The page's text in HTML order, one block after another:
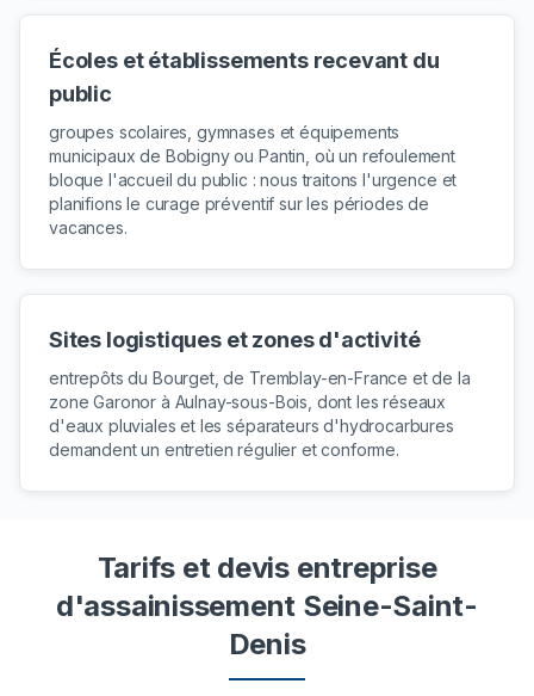
Écoles et établissements recevant du
public
groupes scolaires, gymnases et équipements
municipaux de Bobigny ou Pantin, où un refoulement
bloque l'accueil du public : nous traitons l'urgence et
planifions le curage préventif sur les périodes de
vacances.
Sites logistiques et zones d'activité
entrepôts du Bourget, de Tremblay-en-France et de la
zone Garonor à Aulnay-sous-Bois, dont les réseaux
d'eaux pluviales et les séparateurs d'hydrocarbures
demandent un entretien régulier et conforme.
Tarifs et devis entreprise
d'assainissement Seine-Saint-
Denis